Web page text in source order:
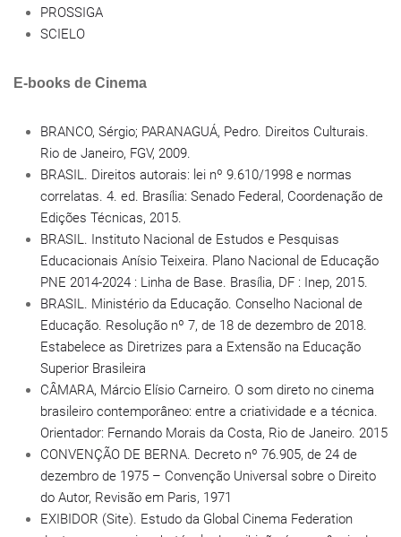
PROSSIGA
SCIELO
E-books de Cinema
BRANCO, Sérgio; PARANAGUÁ, Pedro. Direitos Culturais.
Rio de Janeiro, FGV, 2009.
BRASIL. Direitos autorais: lei nº 9.610/1998 e normas
correlatas. 4. ed. Brasília: Senado Federal, Coordenação de
Edições Técnicas, 2015.
BRASIL. Instituto Nacional de Estudos e Pesquisas
Educacionais Anísio Teixeira. Plano Nacional de Educação
PNE 2014-2024 : Linha de Base. Brasília, DF : Inep, 2015.
BRASIL. Ministério da Educação. Conselho Nacional de
Educação. Resolução nº 7, de 18 de dezembro de 2018.
Estabelece as Diretrizes para a Extensão na Educação
Superior Brasileira
CÂMARA, Márcio Elísio Carneiro. O som direto no cinema
brasileiro contemporâneo: entre a criatividade e a técnica.
Orientador: Fernando Morais da Costa, Rio de Janeiro. 2015
CONVENÇÃO DE BERNA. Decreto nº 76.905, de 24 de
dezembro de 1975 – Convenção Universal sobre o Direito
do Autor, Revisão em Paris, 1971
EXIBIDOR (Site). Estudo da Global Cinema Federation